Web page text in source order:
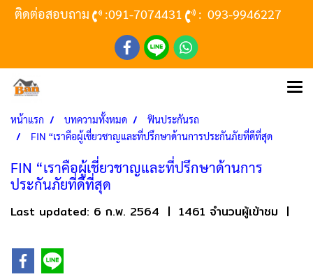
ติดต่อสอบถาม :091-7074431 : 093-9946227
หน้าแรก บทความทั้งหมด
ฟินประกันรถ
FIN “เราคือผู้เชี่ยวชาญและที่ปรึกษาด้านการประกันภัยที่ดีที่สุด
FIN “เราคือผู้เชี่ยวชาญและที่ปรึกษาด้านการ
ประกันภัยที่ดีที่สุด
Last updated: 6 ก.พ. 2564 | 1461 จำนวนผู้เข้าชม |